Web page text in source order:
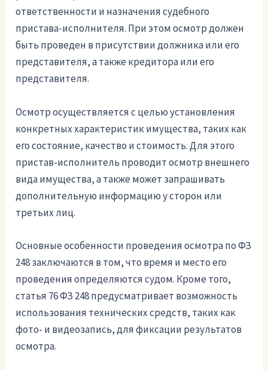
ответственности и назначения судебного
пристава-исполнителя. При этом осмотр должен
быть проведен в присутствии должника или его
представителя, а также кредитора или его
представителя.
Осмотр осуществляется с целью установления
конкретных характеристик имущества, таких как
его состояние, качество и стоимость. Для этого
пристав-исполнитель проводит осмотр внешнего
вида имущества, а также может запрашивать
дополнительную информацию у сторон или
третьих лиц.
Основные особенности проведения осмотра по ФЗ
248 заключаются в том, что время и место его
проведения определяются судом. Кроме того,
статья 76 ФЗ 248 предусматривает возможность
использования технических средств, таких как
фото- и видеозапись, для фиксации результатов
осмотра.